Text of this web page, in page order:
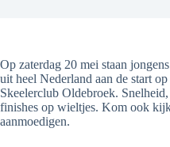
Op zaterdag 20 mei staan
uit heel Nederland aan de start
Skeelerclub Oldebroek.
finishes op wieltjes. Kom ook
aanmoedigen.